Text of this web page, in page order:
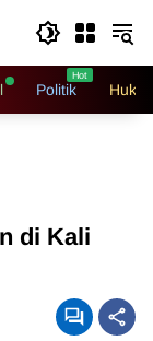
Politik
di Kali